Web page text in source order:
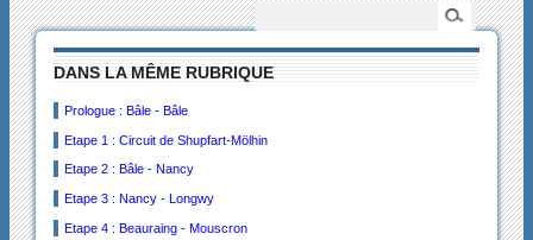
DANS LA MÊME RUBRIQUE
Prologue : Bâle - Bâle
Etape 1 : Circuit de Shupfart-Mölhin
Etape 2 : Bâle - Nancy
Etape 3 : Nancy - Longwy
Etape 4 : Beauraing - Mouscron